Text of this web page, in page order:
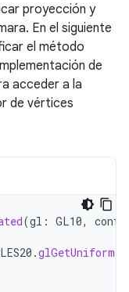
proyección y
En el siguiente
el método
de
acceder a la
de vértices
(gl : GL10,
.